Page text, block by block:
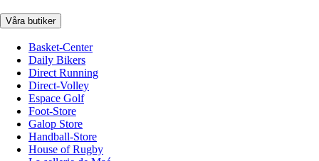
Våra butiker
Basket-Center
Daily Bikers
Direct Running
Direct-Volley
Espace Golf
Foot-Store
Galop Store
Handball-Store
House of Rugby